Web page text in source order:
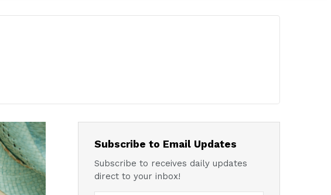
Noticias para migrantes Ecuatorianos En Azuay se validaron todos los planes de acción de los GADs para enfrentar el Fenómeno El Niño 1 semana ago
del sureste del Ecuador
Subscribe to Email Updates
Subscribe to receives daily updates
direct to your inbox!